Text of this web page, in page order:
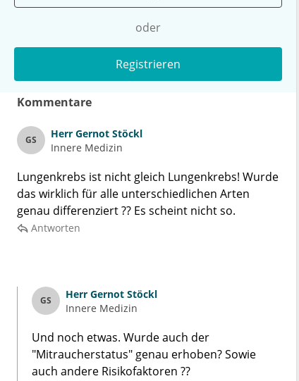
oder
Registrieren
Kommentare
GS Herr Gernot Stöckl
Innere Medizin
Lungenkrebs ist nicht gleich Lungenkrebs! Wurde
das wirklich für alle unterschiedlichen Arten
genau differenziert ?? Es scheint nicht so.
Antworten
GS Herr Gernot Stöckl
Innere Medizin
Und noch etwas. Wurde auch der
"Mitraucherstatus" genau erhoben? Sowie
auch andere Risikofaktoren ??